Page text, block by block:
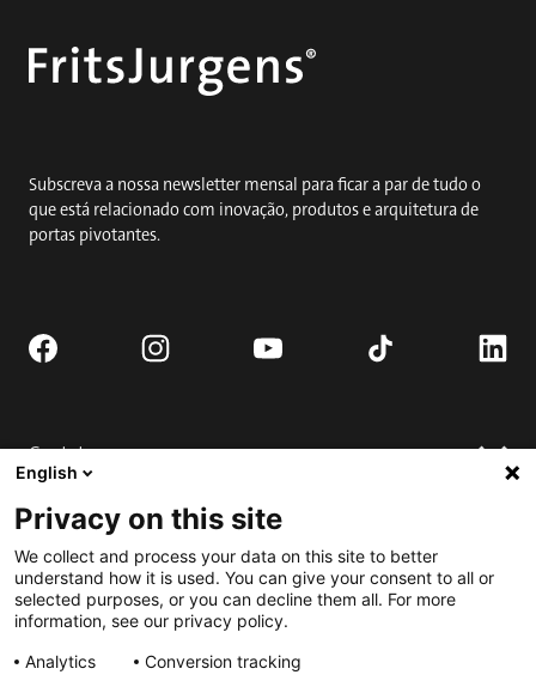
Subscreva a nossa newsletter mensal para ficar a par de tudo o
que está relacionado com inovação, produtos e arquitetura de
portas pivotantes.
Contato
Solicitar orçamento
Onde comprar
Contate-nos
Suporte técnico
FAQ
Instalação
Transferências
Solicite uma porta completa
Envolver
Inscreva-se no Best Pivot Door Contest
English
Privacy on this site
We collect and process your data on this site to better
understand how it is used. You can give your consent to all or
selected purposes, or you can decline them all. For more
information, see our privacy policy.
Analytics
Conversion tracking